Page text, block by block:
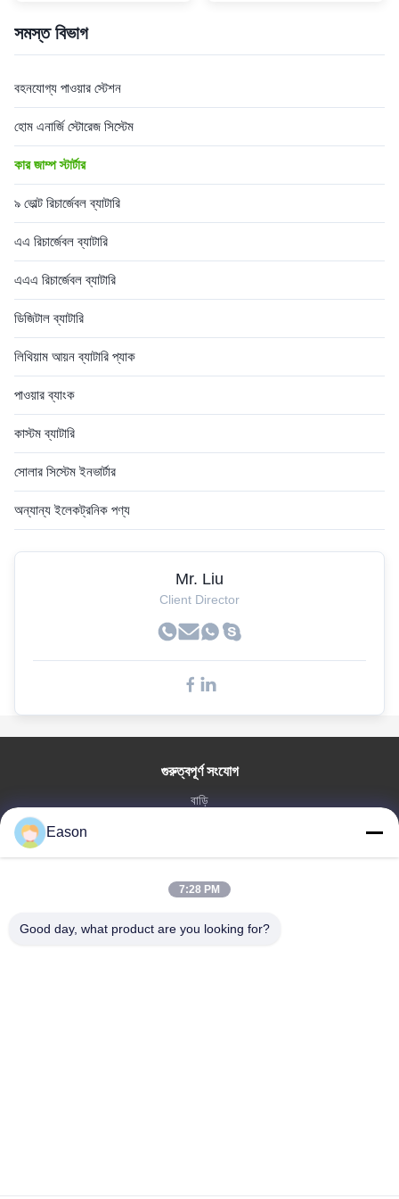
pump, emergency lighting,
and USB charging
functionality. Built with
manufactured to industrial
standards. Technical ...
motorcycles, and trucks.
সমস্ত বিভাগ
বহনযোগ্য পাওয়ার স্টেশন
হোম এনার্জি স্টোরেজ সিস্টেম
কার জাম্প স্টার্টার
৯ ভোল্ট রিচার্জেবল ব্যাটারি
এএ রিচার্জেবল ব্যাটারি
এএএ রিচার্জেবল ব্যাটারি
ডিজিটাল ব্যাটারি
লিথিয়াম আয়ন ব্যাটারি প্যাক
পাওয়ার ব্যাংক
কাস্টম ব্যাটারি
সোলার সিস্টেম ইনভার্টার
অন্যান্য ইলেকট্রনিক পণ্য
Mr. Liu
Client Director
গুরুত্বপূর্ণ সংযোগ
বাড়ি
কারখানা ভ্রমণ
Eason
7:28 PM
Good day, what product are you looking for?